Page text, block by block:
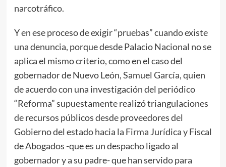
narcotráfico.
Y en ese proceso de exigir “pruebas” cuando existe
una denuncia, porque desde Palacio Nacional no se
aplica el mismo criterio, como en el caso del
gobernador de Nuevo León, Samuel García, quien
de acuerdo con una investigación del periódico
“Reforma” supuestamente realizó triangulaciones
de recursos públicos desde proveedores del
Gobierno del estado hacia la Firma Jurídica y Fiscal
de Abogados -que es un despacho ligado al
gobernador y a su padre- que han servido para